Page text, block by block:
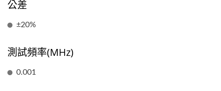
公差
±20%
測試頻率(MHz)
0.001